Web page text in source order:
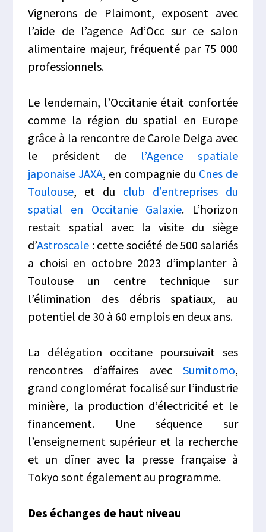
Vignerons de Plaimont, exposent avec
l’aide de l’agence Ad’Occ sur ce salon
alimentaire majeur, fréquenté par 75 000
professionnels.
Le lendemain, l’Occitanie était confortée
comme la région du spatial en Europe
grâce à la rencontre de Carole Delga avec
le président de l’Agence spatiale
japonaise JAXA, en compagnie du Cnes de
Toulouse, et du club d’entreprises du
spatial en Occitanie Galaxie. L’horizon
restait spatial avec la visite du siège
d’Astroscale : cette société de 500 salariés
a choisi en octobre 2023 d’implanter à
Toulouse un centre technique sur
l’élimination des débris spatiaux, au
potentiel de 30 à 60 emplois en deux ans.
La délégation occitane poursuivait ses
rencontres d’affaires avec Sumitomo,
grand conglomérat focalisé sur l’industrie
minière, la production d’électricité et le
financement. Une séquence sur
l’enseignement supérieur et la recherche
et un dîner avec la presse française à
Tokyo sont également au programme.
Des échanges de haut niveau